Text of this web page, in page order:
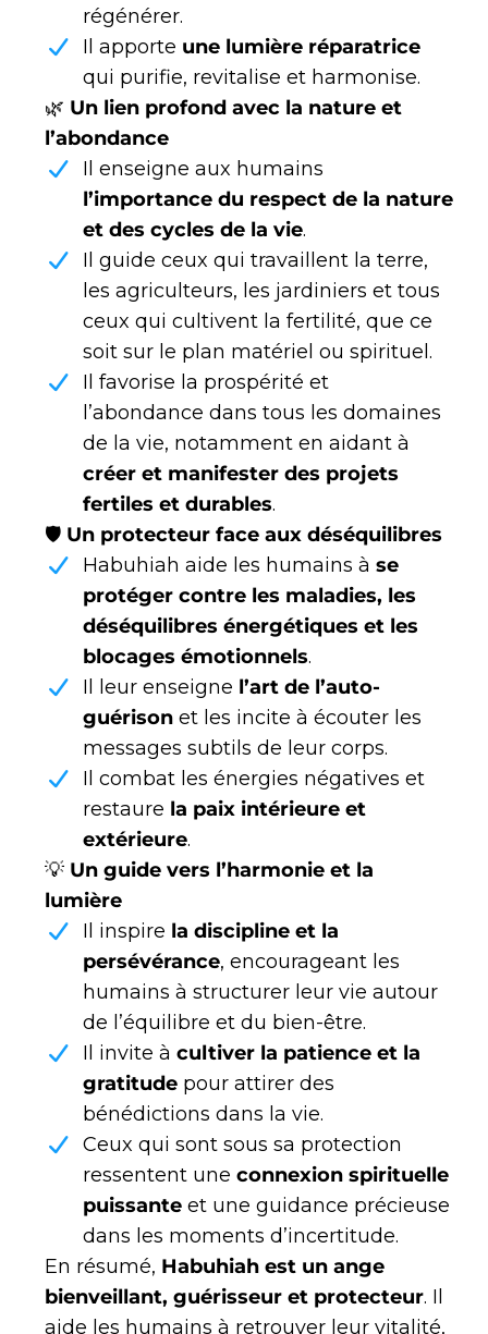
régénérer.
Il apporte une lumière réparatrice
qui purifie, revitalise et harmonise.
🌿 Un lien profond avec la nature et
l’abondance
Il enseigne aux humains
l’importance du respect de la nature
et des cycles de la vie.
Il guide ceux qui travaillent la terre,
les agriculteurs, les jardiniers et tous
ceux qui cultivent la fertilité, que ce
soit sur le plan matériel ou spirituel.
Il favorise la prospérité et
l’abondance dans tous les domaines
de la vie, notamment en aidant à
créer et manifester des projets
fertiles et durables.
🛡 Un protecteur face aux déséquilibres
Habuhiah aide les humains à se
protéger contre les maladies, les
déséquilibres énergétiques et les
blocages émotionnels.
Il leur enseigne l’art de l’auto-
guérison et les incite à écouter les
messages subtils de leur corps.
Il combat les énergies négatives et
restaure la paix intérieure et
extérieure.
💡 Un guide vers l’harmonie et la
lumière
Il inspire la discipline et la
persévérance, encourageant les
humains à structurer leur vie autour
de l’équilibre et du bien-être.
Il invite à cultiver la patience et la
gratitude pour attirer des
bénédictions dans la vie.
Ceux qui sont sous sa protection
ressentent une connexion spirituelle
puissante et une guidance précieuse
dans les moments d’incertitude.
En résumé, Habuhiah est un ange
bienveillant, guérisseur et protecteur. Il
aide les humains à retrouver leur vitalité,